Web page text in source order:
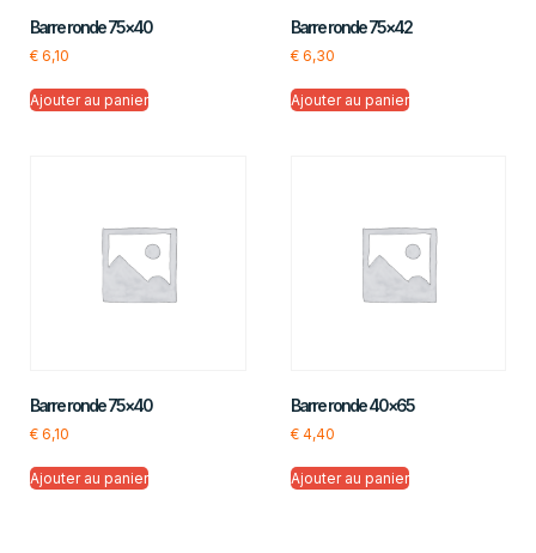
Barre ronde 75×40
€ 6,10
Ajouter au panier
Barre ronde 75×42
€6,30
Ajouter au panier
Barre ronde 75×40
€ 6,10
Ajouter au panier
Barre ronde 40×65
€4,40
Ajouter au panier